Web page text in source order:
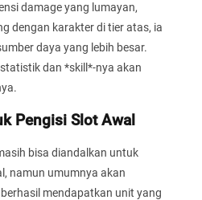
damage yang lumayan,
dengan karakter di tier atas, ia
daya yang lebih besar.
dan *skill*-nya akan
Pengisi Slot Awal
bisa diandalkan untuk
namun umumnya akan
mendapatkan unit yang